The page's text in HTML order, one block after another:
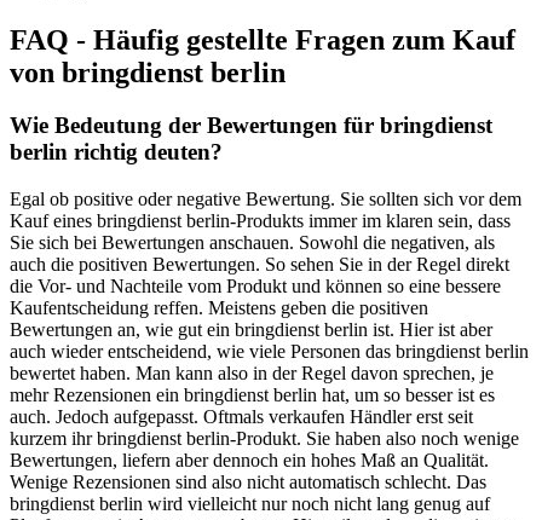
FAQ - Häufig gestellte Fragen zum Kauf
von bringdienst berlin
Wie Bedeutung der Bewertungen für bringdienst
berlin richtig deuten?
Egal ob positive oder negative Bewertung. Sie sollten sich vor dem
Kauf eines bringdienst berlin-Produkts immer im klaren sein, dass
Sie sich bei Bewertungen anschauen. Sowohl die negativen, als
auch die positiven Bewertungen. So sehen Sie in der Regel direkt
die Vor- und Nachteile vom Produkt und können so eine bessere
Kaufentscheidung reffen. Meistens geben die positiven
Bewertungen an, wie gut ein bringdienst berlin ist. Hier ist aber
auch wieder entscheidend, wie viele Personen das bringdienst berlin
bewertet haben. Man kann also in der Regel davon sprechen, je
mehr Rezensionen ein bringdienst berlin hat, um so besser ist es
auch. Jedoch aufgepasst. Oftmals verkaufen Händler erst seit
kurzem ihr bringdienst berlin-Produkt. Sie haben also noch wenige
Bewertungen, liefern aber dennoch ein hohes Maß an Qualität.
Wenige Rezensionen sind also nicht automatisch schlecht. Das
bringdienst berlin wird vielleicht nur noch nicht lang genug auf